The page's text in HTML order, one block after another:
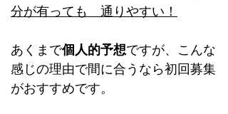
分が有っても　通りやすい！
あくまで個人的予想ですが、こんな
感じの理由で間に合うなら初回募集
がおすすめです。